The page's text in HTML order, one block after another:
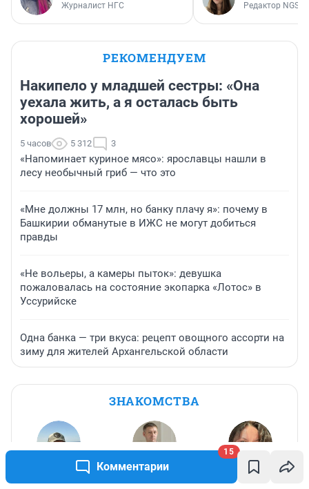
Комментарии
15
Журналист НГС Редактор
РЕКОМЕНДУЕМ
Накипело у младшей сестры: «Она
уехала жить, а я осталась быть
хорошей»
5 часов 5 312 3
«Напоминает куриное мясо»: ярославцы нашли в
лесу необычный гриб — что это
«Мне должны 17 млн, но банку плачу я»: почему в
Башкирии обманутые в ИЖС не могут добиться
правды
«Не вольеры, а камеры пыток»: девушка
пожаловалась на состояние экопарка «Лотос» в
Уссурийске
Одна банка — три вкуса: рецепт овощного ассорти на
зиму для жителей Архангельской области
ЗНАКОМСТВА
42
New Алёнушка